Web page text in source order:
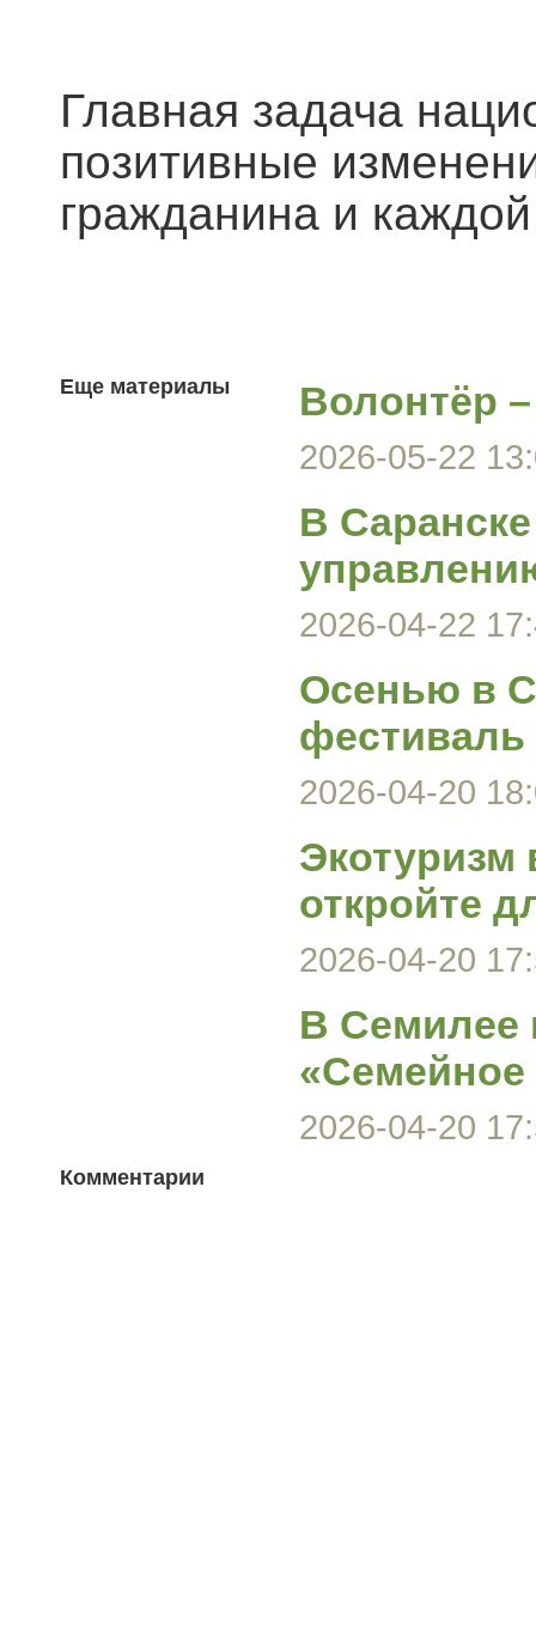
Главная задача
позитивные
гражданина и
Еще материалы Волонтёр
2026-05-22
В
2026-04-22
Осенью в
2026-04-20
откройте
2026-04-20
В Семилее
2026-04-20
Комментарии